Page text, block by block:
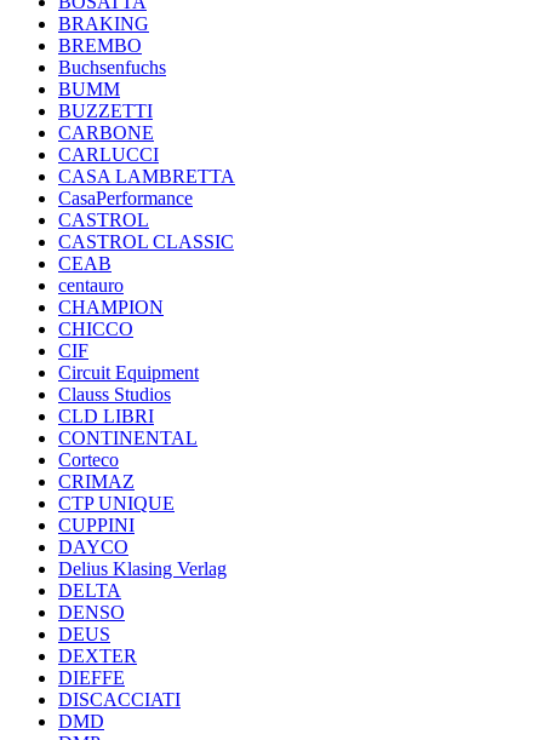
BRAKING
BREMBO
Buchsenfuchs
BUMM
BUZZETTI
CARBONE
CARLUCCI
CASA LAMBRETTA
CasaPerformance
CASTROL
CASTROL CLASSIC
CEAB
centauro
CHAMPION
CHICCO
CIF
Circuit Equipment
Clauss Studios
CLD LIBRI
CONTINENTAL
Corteco
CRIMAZ
CTP UNIQUE
CUPPINI
DAYCO
Delius Klasing Verlag
DELTA
DENSO
DEUS
DEXTER
DIEFFE
DISCACCIATI
DMD